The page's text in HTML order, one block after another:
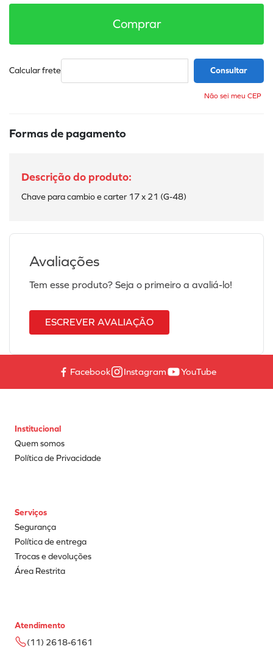
Comprar
Não sei meu CEP
Formas de pagamento
Chave para cambio e carter 17 x 21 (G-48)
Avaliações
Tem esse produto? Seja o primeiro a avaliá-lo!
ESCREVER AVALIAÇÃO
Facebook Instagram YouTube
Institucional
Quem somos
Política de Privacidade
Serviços
Segurança
Política de entrega
Trocas e devoluções
Área Restrita
Atendimento
(11) 2618-6161